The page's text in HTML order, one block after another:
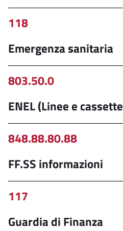
118
Emergenza sanitaria
803.50.0
ENEL (Linee e
848.88.80.88
FF.SS informazioni
117
Guardia di Finanza